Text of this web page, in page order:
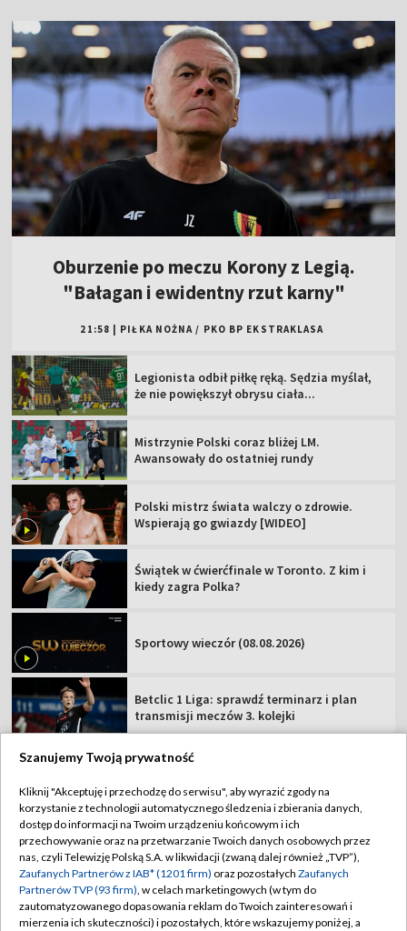
Oburzenie po meczu Korony z Legią.
"Bałagan i ewidentny rzut karny"
21:58 PIŁKA NOŻNA / PKO BP EKSTRAKLASA
Legionista odbił piłkę ręką. Sędzia myślał,
że nie powiększył obrysu ciała...
Mistrzynie Polski coraz bliżej LM.
Awansowały do ostatniej rundy
Polski mistrz świata walczy o zdrowie.
Wspierają go gwiazdy [WIDEO]
Świątek w ćwierćfinale w Toronto. Z kim i
kiedy zagra Polka?
Sportowy wieczór (08.08.2026)
Betclic 1 Liga: sprawdź terminarz i plan
transmisji meczów 3. kolejki
TVP
Abonament TVP
Sklep TVP
Biuro Reklamy
Regulamin TVP
Polityka prywatności
Moje zgody
Szanujemy Twoją prywatność
Kliknij "Akceptuję i przechodzę do serwisu", aby wyrazić zgody na
korzystanie z technologii automatycznego śledzenia i zbierania danych,
dostęp do informacji na Twoim urządzeniu końcowym i ich
przechowywanie oraz na przetwarzanie Twoich danych osobowych przez
nas, czyli Telewizję Polską S.A. w likwidacji (zwaną dalej również „TVP”),
Zaufanych Partnerów z IAB* (1201 firm) oraz pozostałych Zaufanych
Partnerów TVP (93 firm), w celach marketingowych (w tym do
zautomatyzowanego dopasowania reklam do Twoich zainteresowań i
mierzenia ich skuteczności) i pozostałych, które wskazujemy poniżej, a